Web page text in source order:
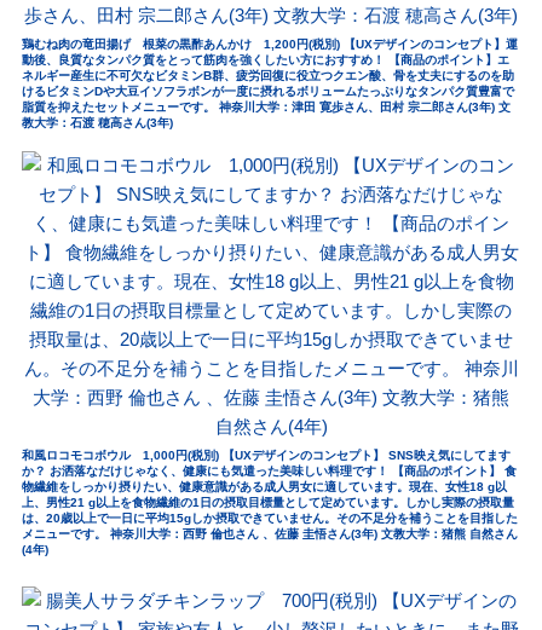
鶏むね肉の竜田揚げ 根菜の黒酢あんかけ 1,200円(税別) 【UXデザインのコンセプト】運
動後、良質なタンパク質をとって筋肉を強くしたい方におすすめ！ 【商品のポイント】エ
ネルギー産生に不可欠なビタミンB群、疲労回復に役立つクエン酸、骨を丈夫にするのを助
けるビタミンDや大豆イソフラボンが一度に摂れるボリュームたっぷりなタンパク質豊富で
脂質を抑えたセットメニューです。 神奈川大学：津田 寛歩さん、田村 宗二郎さん(3年) 文
教大学：石渡 穂高さん(3年)
和風ロコモコボウル 1,000円(税別) 【UXデザインのコンセプト】 SNS映え気にしてます
か？ お洒落なだけじゃなく、健康にも気遣った美味しい料理です！ 【商品のポイント】 食
物繊維をしっかり摂りたい、健康意識がある成人男女に適しています。現在、女性18 g以
上、男性21 g以上を食物繊維の1日の摂取目標量として定めています。しかし実際の摂取量
は、20歳以上で一日に平均15gしか摂取できていません。その不足分を補うことを目指した
メニューです。 神奈川大学：西野 倫也さん 、佐藤 圭悟さん(3年) 文教大学：猪熊 自然さん
(4年)